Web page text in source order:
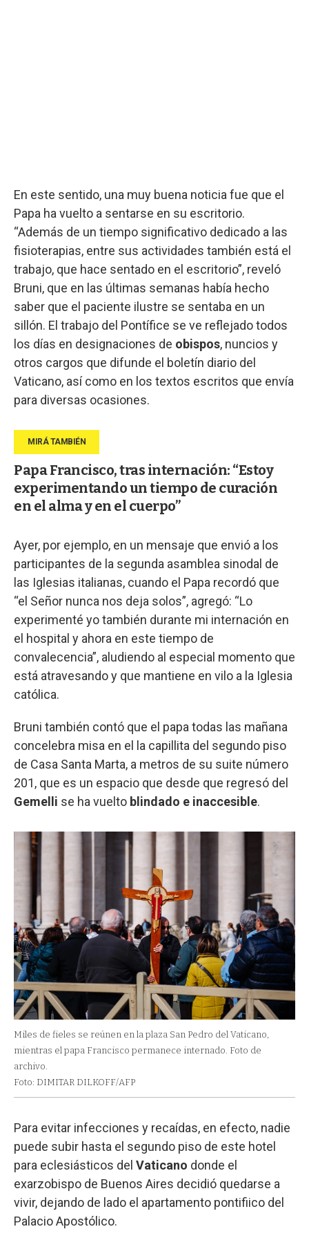
En este sentido, una muy buena noticia fue que el
Papa ha vuelto a sentarse en su escritorio.
“Además de un tiempo significativo dedicado a las
fisioterapias, entre sus actividades también está el
trabajo, que hace sentado en el escritorio”, reveló
Bruni, que en las últimas semanas había hecho
saber que el paciente ilustre se sentaba en un
sillón. El trabajo del Pontífice se ve reflejado todos
los días en designaciones de obispos, nuncios y
otros cargos que difunde el boletín diario del
Vaticano, así como en los textos escritos que envía
para diversas ocasiones.
Papa Francisco, tras internación: “Estoy
experimentando un tiempo de curación
en el alma y en el cuerpo”
Ayer, por ejemplo, en un mensaje que envió a los
participantes de la segunda asamblea sinodal de
las Iglesias italianas, cuando el Papa recordó que
“el Señor nunca nos deja solos”, agregó: “Lo
experimenté yo también durante mi internación en
el hospital y ahora en este tiempo de
convalecencia”, aludiendo al especial momento que
está atravesando y que mantiene en vilo a la Iglesia
católica.
Bruni también contó que el papa todas las mañana
concelebra misa en el la capillita del segundo piso
de Casa Santa Marta, a metros de su suite número
201, que es un espacio que desde que regresó del
Gemelli se ha vuelto blindado e inaccesible.
Miles de fieles se reúnen en la plaza San Pedro del Vaticano,
mientras el papa Francisco permanece internado. Foto de
archivo.
Foto: DIMITAR DILKOFF/AFP
Para evitar infecciones y recaídas, en efecto, nadie
puede subir hasta el segundo piso de este hotel
para eclesiásticos del Vaticano donde el
exarzobispo de Buenos Aires decidió quedarse a
vivir, dejando de lado el apartamento pontifiico del
Palacio Apostólico.